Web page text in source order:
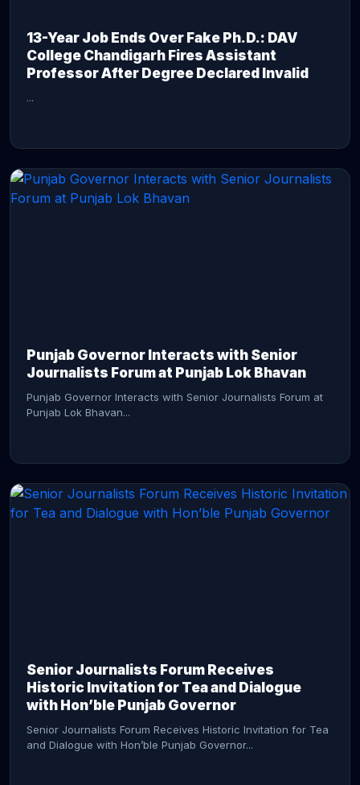
13-Year Job Ends Over Fake Ph.D.: DAV
College Chandigarh Fires Assistant
Professor After Degree Declared Invalid
...
Punjab Governor Interacts with Senior
Journalists Forum at Punjab Lok Bhavan
Punjab Governor Interacts with Senior Journalists Forum at
Punjab Lok Bhavan...
Senior Journalists Forum Receives
Historic Invitation for Tea and Dialogue
with Hon’ble Punjab Governor
Senior Journalists Forum Receives Historic Invitation for Tea
and Dialogue with Hon’ble Punjab Governor...